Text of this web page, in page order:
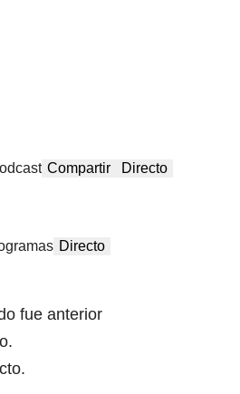
Compartir Directo
Directo
fue anterior